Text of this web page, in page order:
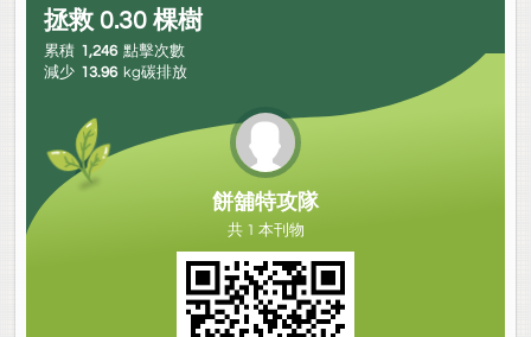
拯救 0.30 棵樹
累積 1,246 點擊次數
減少 13.96 kg碳排放
餅舖特攻隊
共 1 本刊物